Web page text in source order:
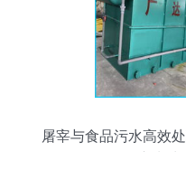
屠宰与食品污水高效